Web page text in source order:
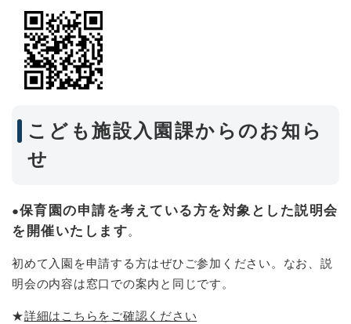
こども施設入園課からのお知ら
せ
●​保育園の申請を考えている方を対象とした説明会
を開催いたします。
初めて入園を申請する方はぜひご参加ください。なお、説
明会の内容は窓口での案内と同じです。
★詳細はこちらをご確認ください